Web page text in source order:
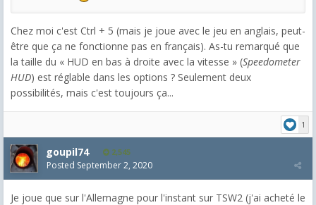
Chez moi c'est Ctrl + 5 (mais je joue avec le jeu en anglais, peut-
être que ça ne fonctionne pas en français). As-tu remarqué que
la taille du « HUD en bas à droite avec la vitesse » (Speedometer
HUD) est réglable dans les options ? Seulement deux
possibilités, mais c'est toujours ça...
1
goupil74 2,545
Posted September 2, 2020
Je joue que sur l'Allemagne pour l'instant sur TSW2 (j'ai acheté le